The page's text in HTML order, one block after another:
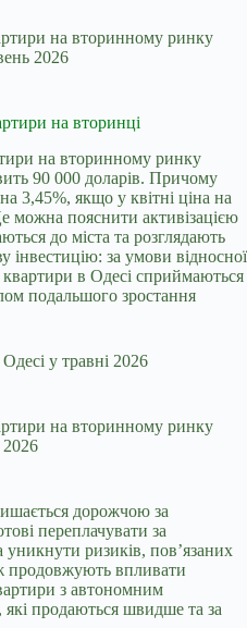
на вторинному ринку
2026
на вторинці
на вторинному ринку
90 000 доларів. Причому
3,45%, якщо у квітні ціна на
можна пояснити активізацією
до міста та розглядають
інвестицію: за умови відносної
квартири в Одесі сприймаються
подальшого зростання
на вторинному ринку
дорожчою за
переплачувати за
уникнути ризиків, пов’язаних
продовжують впливати
з автономним
продаються швидше та за